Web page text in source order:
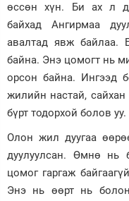
өссөн хүн. Би ах л
байхад Ангирмаа
авалтад явж байлаа.
байна. Энэ цомогт нь
орсон байна. Ингээд
жилийн настай, сайхан
бүрт тодорхой болов уу.
Олон жил дуугаа
дуулуулсан. Өмнө нь
цомог гаргаж
Энэ нь өөрт нь